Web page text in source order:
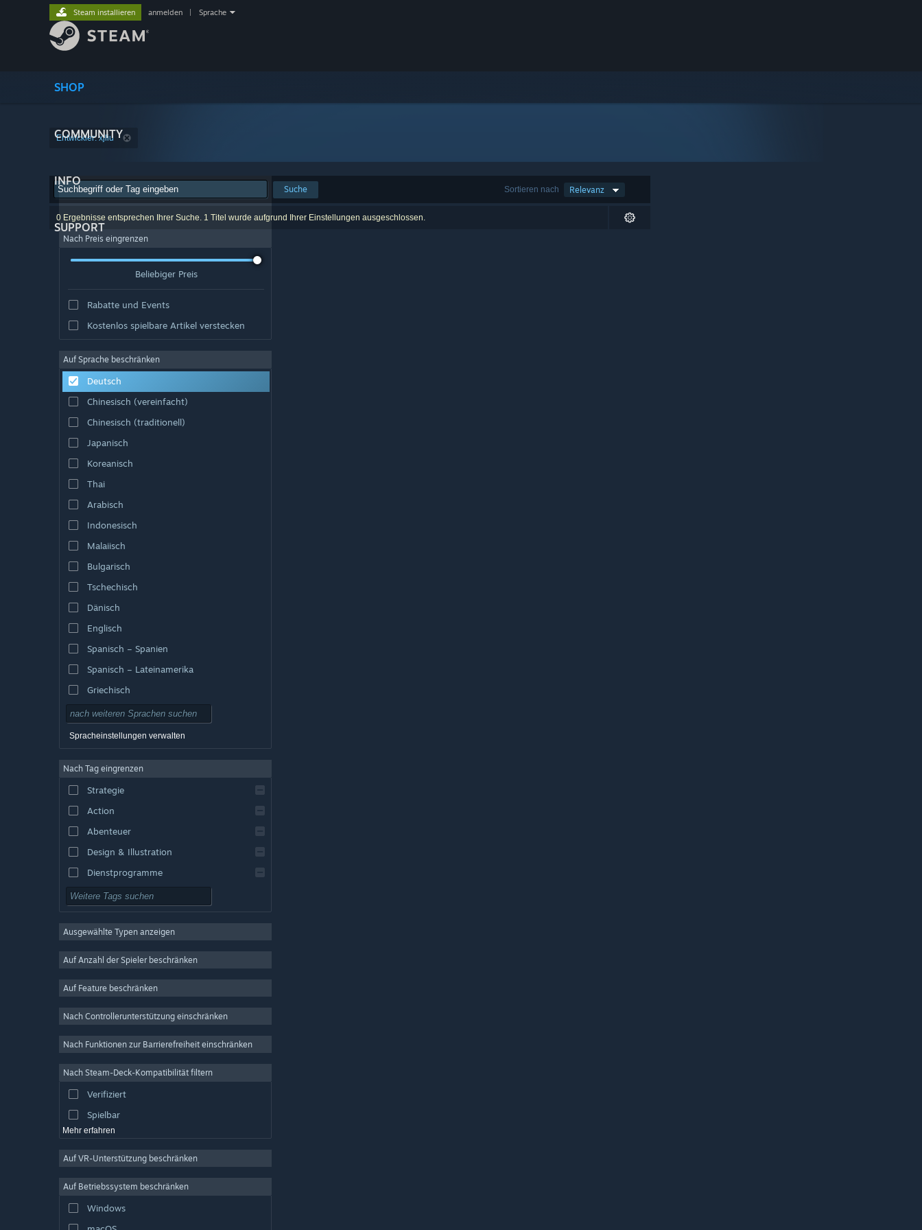
SHOP
COMMUNITY
INFO
SUPPORT
Steam installieren anmelden Sprache
Entwickler: xjliu
Sortieren nach Relevanz
Suche
0 Ergebnisse entsprechen Ihrer Suche. 1 Titel wurde aufgrund Ihrer Einstellungen ausgeschlossen.
Nach Preis eingrenzen
Beliebiger Preis
Rabatte und Events
Kostenlos spielbare Artikel verstecken
Auf Sprache beschränken
Deutsch
Chinesisch (vereinfacht)
Chinesisch (traditionell)
Japanisch
Koreanisch
Thai
Arabisch
Indonesisch
Malaiisch
Bulgarisch
Tschechisch
Dänisch
Englisch
Spanisch – Spanien
Spanisch – Lateinamerika
Griechisch
Spracheinstellungen verwalten
Nach Tag eingrenzen
Strategie
Action
Abenteuer
Design & Illustration
Dienstprogramme
Kostenlos spielbar
MMO
Indie
Simulation
Videoproduktion
Fotobearbeitung
Ausgewählte Typen anzeigen
Auf Anzahl der Spieler beschränken
Auf Feature beschränken
Nach Controllerunterstützung einschränken
Nach Funktionen zur Barrierefreiheit einschränken
Nach Steam-Deck-Kompatibilität filtern
Verifiziert
Spielbar
Mehr erfahren
Auf VR-Unterstützung beschränken
Auf Betriebssystem beschränken
Windows